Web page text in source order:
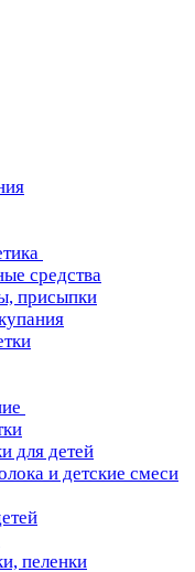
средства
присыпки
для детей
и детские смеси
пеленки